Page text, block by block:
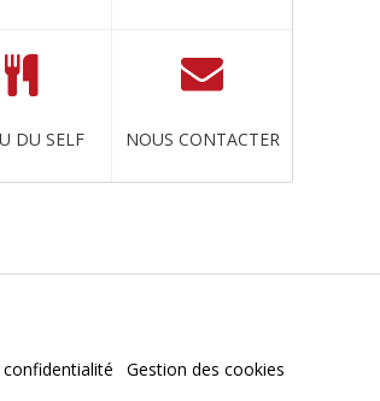
DU SELF NOUS CONTACTER
Gestion des cookies